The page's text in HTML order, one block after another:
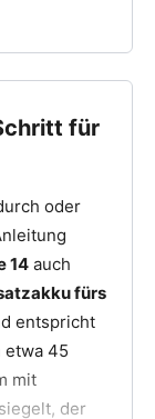
für
oder
14 auch
fürs
entspricht
etwa 45
mit
der